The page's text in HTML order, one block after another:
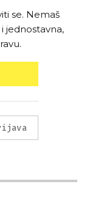
se. Nemaš
jednostavna,